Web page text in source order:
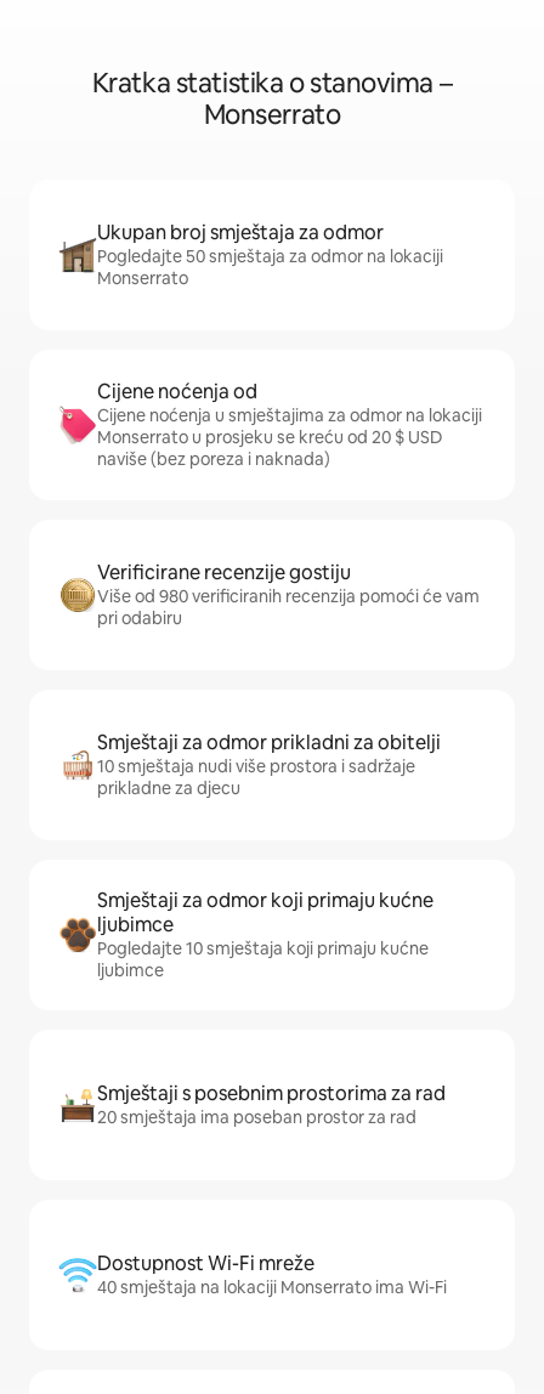
Kratka statistika o stanovima –
Monserrato
Ukupan broj smještaja za odmor
Pogledajte 50 smještaja za odmor na lokaciji
Monserrato
Cijene noćenja od
Cijene noćenja u smještajima za odmor na lokaciji
Monserrato u prosjeku se kreću od 20 $ USD
naviše (bez poreza i naknada)
Verificirane recenzije gostiju
Više od 980 verificiranih recenzija pomoći će vam
pri odabiru
Smještaji za odmor prikladni za obitelji
10 smještaja nudi više prostora i sadržaje
prikladne za djecu
Smještaji za odmor koji primaju kućne
ljubimce
Pogledajte 10 smještaja koji primaju kućne
ljubimce
Smještaji s posebnim prostorima za rad
20 smještaja ima poseban prostor za rad
Dostupnost Wi-Fi mreže
40 smještaja na lokaciji Monserrato ima Wi-Fi